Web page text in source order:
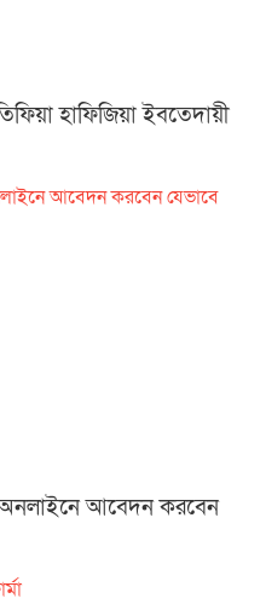
হাফিজিয়া ইবতেদায়ী
অনলাইনে আবেদন করবেন